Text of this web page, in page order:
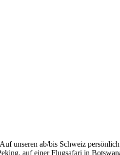
unseren ab/bis Schweiz
auf einer Flugsafari in